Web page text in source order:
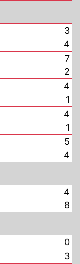
3
4
7
2
4
1
4
1
5
4
4
8
0
3